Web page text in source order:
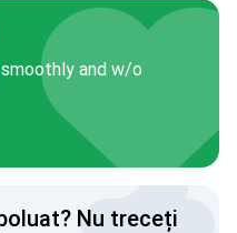
and w/o
Nu treceți